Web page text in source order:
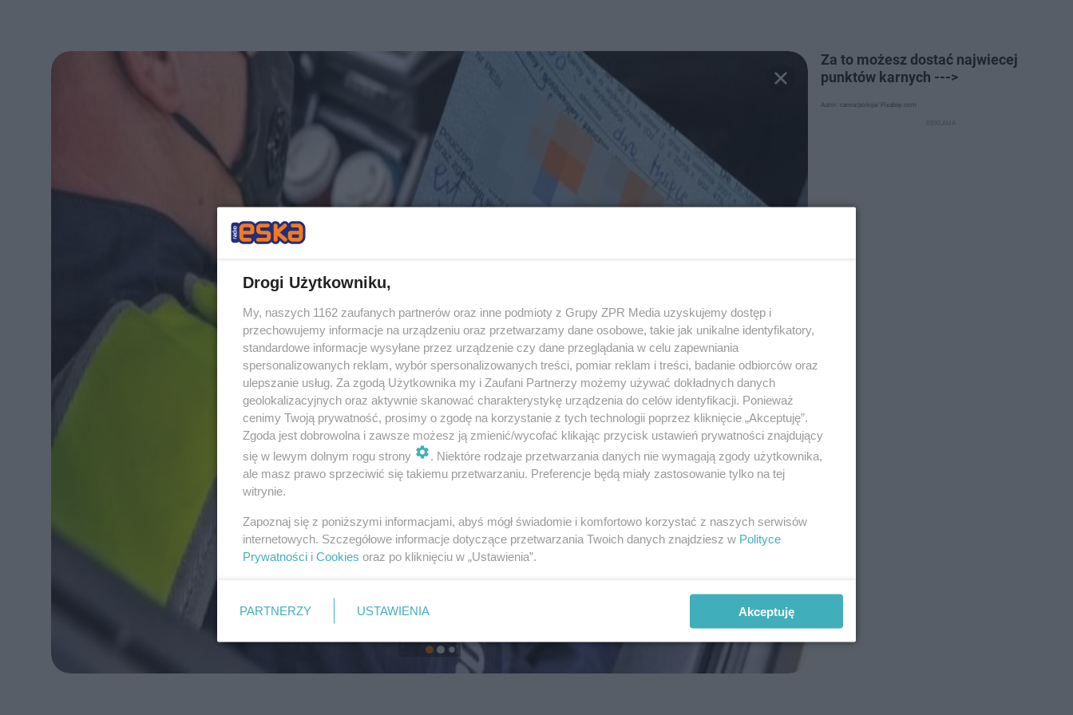
Za to możesz dostać najwiecej
punktów karnych --->
Autor: canva/policja/ Pixabay.com
Drogi Użytkowniku,
My, naszych 1162 zaufanych partnerów oraz inne podmioty z Grupy ZPR Media uzyskujemy dostęp i
przechowujemy informacje na urządzeniu oraz przetwarzamy dane osobowe, takie jak unikalne identyfikatory,
standardowe informacje wysyłane przez urządzenie czy dane przeglądania w celu zapewniania
spersonalizowanych reklam, wybór spersonalizowanych treści, pomiar reklam i treści, badanie odbiorców oraz
ulepszanie usług. Za zgodą Użytkownika my i Zaufani Partnerzy możemy używać dokładnych danych
geolokalizacyjnych oraz aktywnie skanować charakterystykę urządzenia do celów identyfikacji. Ponieważ
cenimy Twoją prywatność, prosimy o zgodę na korzystanie z tych technologii poprzez kliknięcie „Akceptuję”.
Zgoda jest dobrowolna i zawsze możesz ją zmienić/wycofać klikając przycisk ustawień prywatności znajdujący
się w lewym dolnym rogu strony
. Niektóre rodzaje przetwarzania danych nie wymagają zgody użytkownika,
ale masz prawo sprzeciwić się takiemu przetwarzaniu. Preferencje będą miały zastosowanie tylko na tej
witrynie.
Zapoznaj się z poniższymi informacjami, abyś mógł świadomie i komfortowo korzystać z naszych serwisów
internetowych. Szczegółowe informacje dotyczące przetwarzania Twoich danych znajdziesz w Polityce
Prywatności i Cookies oraz po kliknięciu w „Ustawienia”.
PARTNERZY USTAWIENIA Akceptuję